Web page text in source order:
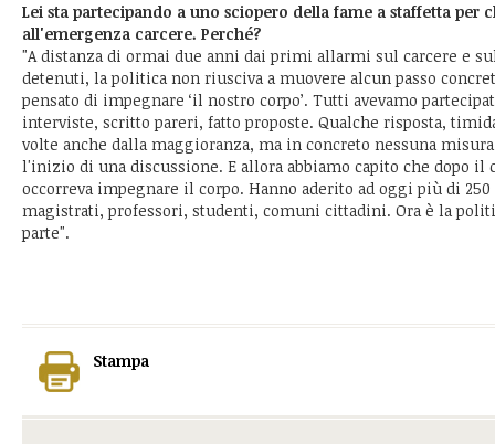
Lei sta partecipando a uno sciopero della fame a staffetta per
all'emergenza carcere. Perché?
"A distanza di ormai due anni dai primi allarmi sul carcere e
detenuti, la politica non riusciva a muovere alcun passo
pensato di impegnare ‘il nostro corpo’. Tutti avevamo
interviste, scritto pareri, fatto proposte. Qualche risposta,
volte anche dalla maggioranza, ma in concreto nessuna
l'inizio di una discussione. E allora abbiamo capito che dopo il
occorreva impegnare il corpo. Hanno aderito ad oggi più di 250
magistrati, professori, studenti, comuni cittadini. Ora è la
parte".
Stampa